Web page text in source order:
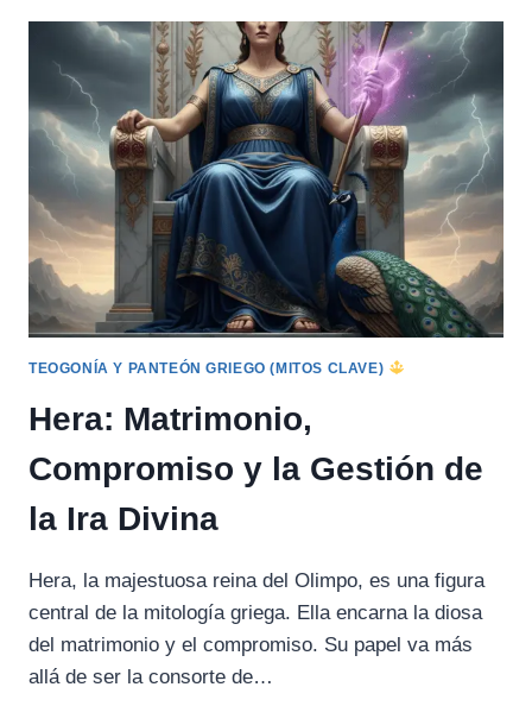
Y
EQUILIBRIO
DE
LA
RAZÓN
TEOGONÍA Y PANTEÓN GRIEGO (MITOS CLAVE)
Hera: Matrimonio,
Compromiso y la Gestión de
la Ira Divina
Hera, la majestuosa reina del Olimpo, es una figura
central de la mitología griega. Ella encarna la diosa
del matrimonio y el compromiso. Su papel va más
allá de ser la consorte de…